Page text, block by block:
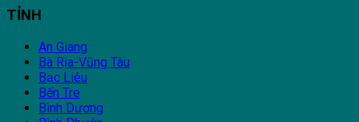
TỈNH
An Giang
Bà Rịa-Vũng Tàu
Bạc Liêu
Bến Tre
Bình Dương